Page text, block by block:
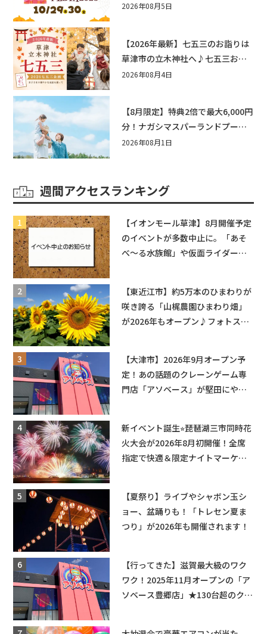
☆入場無料☆10/29(木)30(金)ママ
2026年08月5日
【2026年最新】七五三のお詣りは
草津市の立木神社へ♪七五三お祝
い企画をご紹介！
2026年08月4日
【8月限定】特典2倍で最大6,000円
分！ナガシマスパーランドプール
券や人気パスタ券も当たる☆夏休
2026年08月1日
週間アクセスランキング
【イオンモール草津】8月開催予定
のイベントが多数中止に。「あそ
べ〜る水族館」や仮面ライダーシ
【東近江市】約5万本のひまわりが
咲き誇る「山梶農園ひまわり畑」
が2026年もオープン♪フォトスポ
【大津市】2026年9月オープン予
定！あの話題のクレーンゲーム専
門店「アソベース」が堅田にやっ
新イベント誕生⭐︎琵琶湖三市同時花
火大会が2026年8月初開催！全席
指定で快適＆限定ナイトマーケッ
【夏祭り】ライブやシャボン玉シ
ョー、盆踊りも！「トレセン夏ま
つり」が2026年も開催されます！
【行ってきた】滋賀最大級のワク
ワク！2025年11月オープンの「ア
ソベース豊郷店」★130台超のクレ